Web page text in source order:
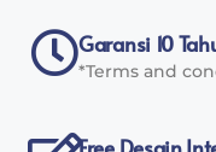
Garansi 10
*Terms and